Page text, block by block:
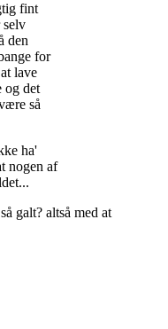
fint
selv
den
for
lave
og det
så
ha'
nogen af
galt? altså med at